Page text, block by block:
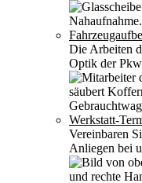
Die Arbeiten
Optik der
Werkstatt-
Vereinbaren
Anliegen bei